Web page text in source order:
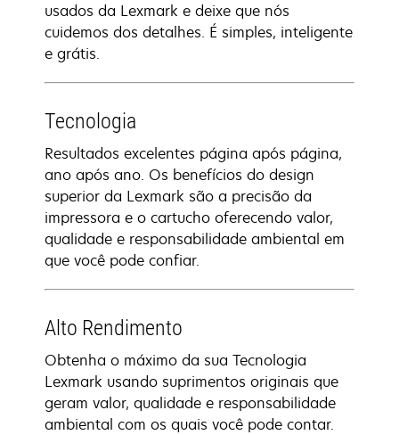
usados da Lexmark e deixe que nós
cuidemos dos detalhes. É simples, inteligente
e grátis.
Tecnologia
Resultados excelentes página após página,
ano após ano. Os benefícios do design
superior da Lexmark são a precisão da
impressora e o cartucho oferecendo valor,
qualidade e responsabilidade ambiental em
que você pode confiar.
Alto Rendimento
Obtenha o máximo da sua Tecnologia
Lexmark usando suprimentos originais que
geram valor, qualidade e responsabilidade
ambiental com os quais você pode contar.